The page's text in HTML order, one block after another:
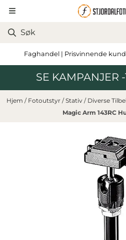
Hopp til innhold
Faghandel | Prisvinnende
SE KAMPANJER
Hjem / Fotoutstyr /Stativ / Diverse
Magic Arm 143RC